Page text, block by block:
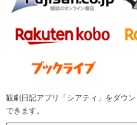
観劇日記アプリ「シアティ」をダウ
できます。